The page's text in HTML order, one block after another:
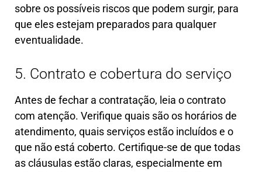
sobre os possíveis riscos que podem surgir, para
que eles estejam preparados para qualquer
eventualidade.
5. Contrato e cobertura do serviço
Antes de fechar a contratação, leia o contrato
com atenção. Verifique quais são os horários de
atendimento, quais serviços estão incluídos e o
que não está coberto. Certifique-se de que todas
as cláusulas estão claras, especialmente em